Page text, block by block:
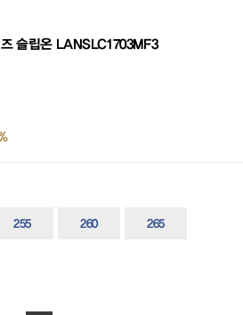
슬립온 LANSLC1703MF3
255 260 265